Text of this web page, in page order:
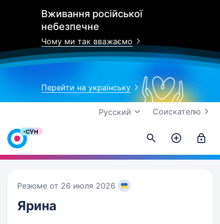
Вживання російської
небезпечне
Чому ми так вважаємо
Перейти на українську
Соискателю
Русский
Резюме от 26 июля 2026
Ярина